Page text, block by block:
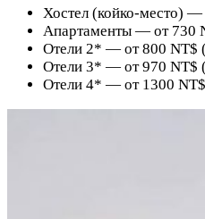
Хостел (койко-место)
Апартаменты — от 730
Отели 2* — от 800 NT$
Отели 3* — от 970 NT$
Отели 4* — от 1300